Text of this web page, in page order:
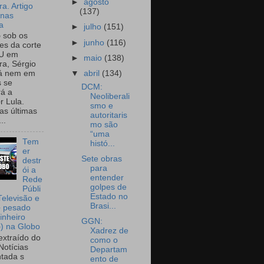
Artigo
sob os
da corte
em
Sérgio
nem em
se
a
Lula.
últimas
Tem
er
destr
ói a
Rede
Públi
e
pesado
na Globo
do
s
►agosto
(137)
► julho (151)
► junho (116)
► maio (138)
▼abril (134)
DCM:
Neoliberali
smo e
autoritaris
mo são
“uma
histó...
Sete obras
para
entender
golpes de
Estado no
Brasi...
GGN:
Xadrez de
como o
Departam
ento de